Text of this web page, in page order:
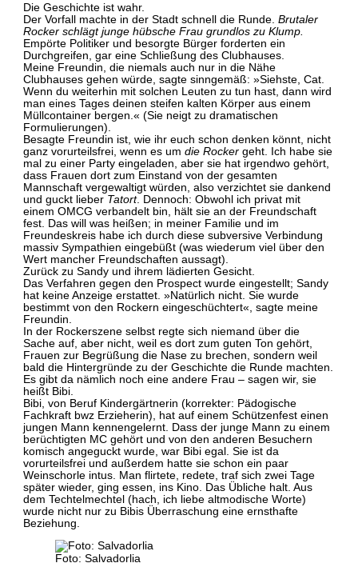
Die Geschichte ist wahr.
Der Vorfall machte in der Stadt schnell die Runde.Brutaler
Rocker schlägt junge hübsche Frau grundlos zu Klump.
Empörte Politiker und besorgte Bürger forderten ein
Durchgreifen, gar eine Schließung des Clubhauses.
Meine Freundin, die niemals auch nur in die Nähe
Clubhauses gehen würde, sagte sinngemäß: »Siehste, Cat.
Wenn du weiterhin mit solchen Leuten zu tun hast, dann wird
man eines Tages deinen steifen kalten Körper aus einem
Müllcontainer bergen.« (Sie neigt zu dramatischen
Formulierungen).
Besagte Freundin ist, wie ihr euch schon denken könnt, nicht
ganz vorurteilsfrei, wenn es umdie Rocker geht. Ich habe sie
mal zu einer Party eingeladen, aber sie hat irgendwo gehört,
dass Frauen dort zum Einstand von der gesamten
Mannschaft vergewaltigt würden, also verzichtet sie dankend
und guckt lieber Tatort. Dennoch: Obwohl ich privat mit
einem OMCG verbandelt bin, hält sie an der Freundschaft
fest. Das will was heißen; in meiner Familie und im
Freundeskreis habe ich durch diese subversive Verbindung
massiv Sympathien eingebüßt (was wiederum viel über den
Wert mancher Freundschaften aussagt).
Zurück zu Sandy und ihrem lädierten Gesicht.
Das Verfahren gegen den Prospect wurde eingestellt; Sandy
hat keine Anzeige erstattet. »Natürlich nicht. Sie wurde
bestimmt von den Rockern eingeschüchtert«, sagte meine
Freundin.
In der Rockerszene selbst regte sich niemand über die
Sache auf, aber nicht, weil es dort zum guten Ton gehört,
Frauen zur Begrüßung die Nase zu brechen, sondern weil
bald die Hintergründe zu der Geschichte die Runde machten.
Es gibt da nämlich noch eine andere Frau – sagen wir, sie
heißt Bibi.
Bibi, von Beruf Kindergärtnerin (korrekter: Pädogische
Fachkraft bwz Erzieherin), hat auf einem Schützenfest einen
jungen Mann kennengelernt. Dass der junge Mann zu einem
berüchtigten MC gehört und von den anderen Besuchern
komisch angeguckt wurde, war Bibi egal. Sie ist da
vorurteilsfrei und außerdem hatte sie schon ein paar
Weinschorle intus. Man flirtete, redete, traf sich zwei Tage
später wieder, ging essen, ins Kino. Das Übliche halt. Aus
dem Techtelmechtel (hach, ich liebe altmodische Worte)
wurde nicht nur zu Bibis Überraschung eine ernsthafte
Beziehung.
Foto: Salvadorlia